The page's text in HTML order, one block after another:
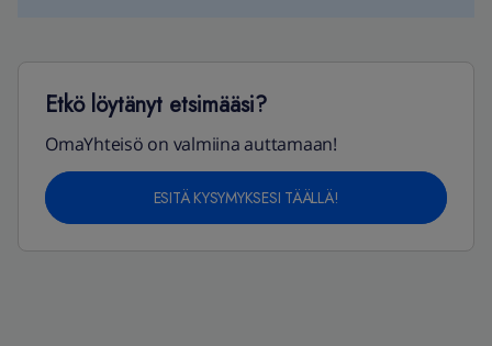
Etkö löytänyt etsimääsi?
OmaYhteisö on valmiina auttamaan!
ESITÄ KYSYMYKSESI TÄÄLLÄ!